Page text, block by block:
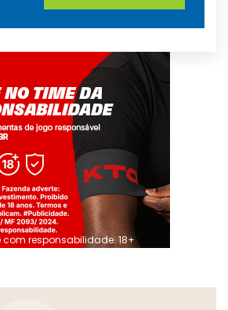
com responsabilidade. 18+